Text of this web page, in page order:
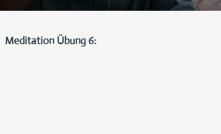
Meditation Übung 6: